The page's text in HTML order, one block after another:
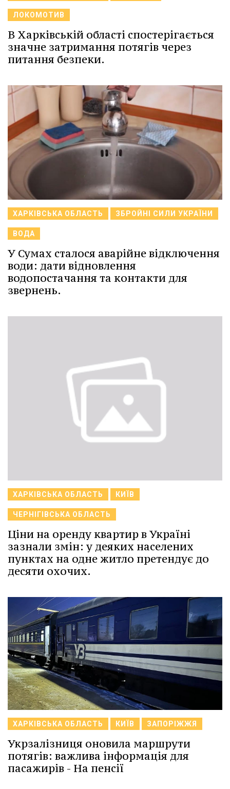
ЛОКОМОТИВ
В Харківській області спостерігається
значне затримання потягів через
питання безпеки.
ХАРКІВСЬКА ОБЛАСТЬ ЗБРОЙНІ СИЛИ УКРАЇНИ
ВОДА
У Сумах сталося аварійне відключення
води: дати відновлення
водопостачання та контакти для
звернень.
ХАРКІВСЬКА ОБЛАСТЬ КИЇВ
ЧЕРНІГІВСЬКА ОБЛАСТЬ
Ціни на оренду квартир в Україні
зазнали змін: у деяких населених
пунктах на одне житло претендує до
десяти охочих.
ХАРКІВСЬКА ОБЛАСТЬ КИЇВ ЗАПОРІЖЖЯ
Укрзалізниця оновила маршрути
потягів: важлива інформація для
пасажирів - На пенсії